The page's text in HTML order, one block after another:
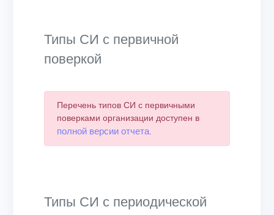
Типы СИ с первичной
поверкой
Перечень типов СИ с первичными
поверками организации доступен в
полной версии отчета.
Типы СИ с периодической